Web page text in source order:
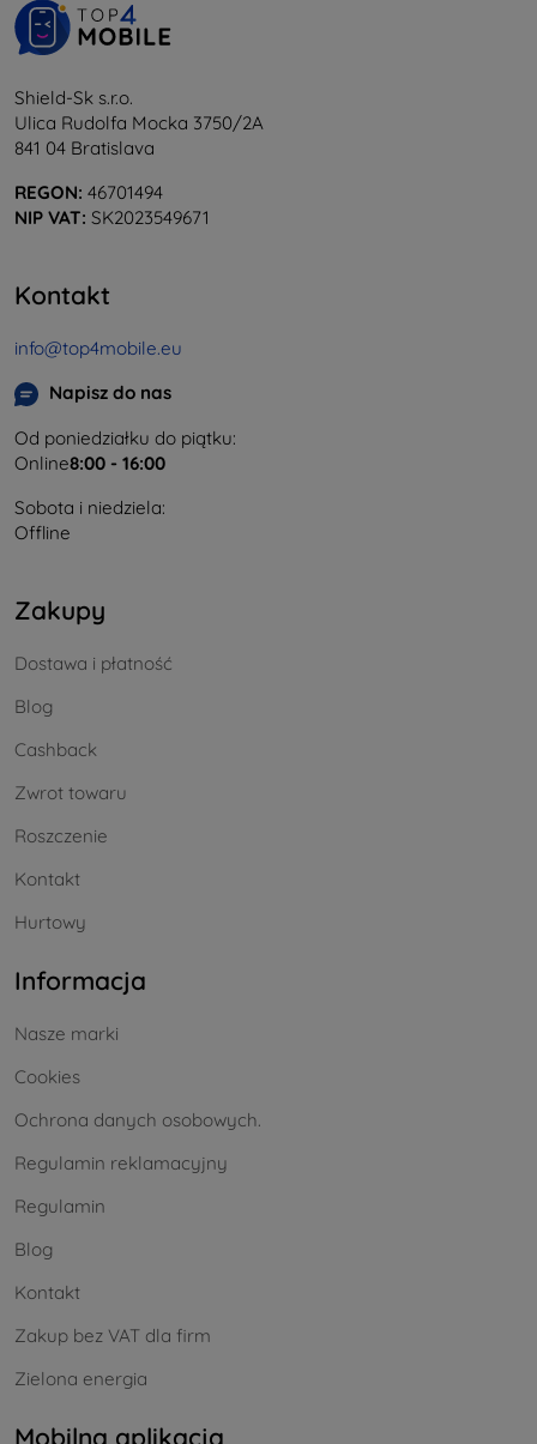
Shield-Sk s.r.o.
Ulica Rudolfa Mocka 3750/2A
841 04 Bratislava
REGON: 46701494
NIP VAT: SK2023549671
Kontakt
info@top4mobile.eu
Napisz do nas
Od poniedziałku do piątku:
Online8:00 - 16:00
Sobota i niedziela:
Offline
Zakupy
Dostawa i płatność
Blog
Cashback
Zwrot towaru
Roszczenie
Kontakt
Hurtowy
Informacja
Nasze marki
Cookies
Ochrona danych osobowych.
Regulamin reklamacyjny
Regulamin
Blog
Kontakt
Zakup bez VAT dla firm
Zielona energia
Mobilna aplikacja